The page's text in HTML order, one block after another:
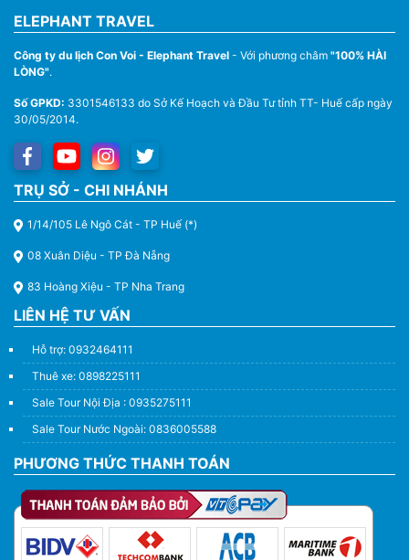
Thuê Xe Du Lịch Tại Huế – Từ 4 Chỗ Đến 45 Chỗ
ELEPHANT TRAVEL
Công ty du lịch Con Voi - Elephant Travel - Với phương châm "100% HÀI
LÒNG".
Số GPKD: 3301546133 do Sở Kế Hoạch và Đầu Tư tỉnh TT- Huế cấp ngày
30/05/2014.
TRỤ SỞ - CHI NHÁNH
1/14/105 Lê Ngô Cát - TP Huế (*)
08 Xuân Diệu - TP Đà Nẵng
83 Hoàng Xiệu - TP Nha Trang
LIÊN HỆ TƯ VẤN
Hỗ trợ: 0932464111
Thuê xe: 0898225111
Sale Tour Nội Địa : 0935275111
Sale Tour Nước Ngoài: 0836005588
PHƯƠNG THỨC THANH TOÁN